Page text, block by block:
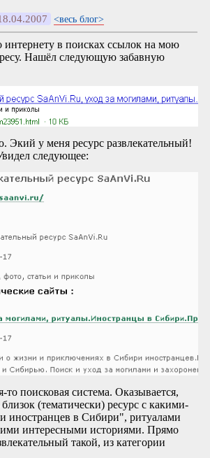
<весь блог>
интернету в поисках ссылок на мою
Нашёл следующую забавную
Экий у меня ресурс развлекательный!
следующее:
то поисковая система. Оказывается,
(тематически) ресурс с какими-
иностранцев в Сибири", ритуалами
интересными историями. Прямо
такой, из категории